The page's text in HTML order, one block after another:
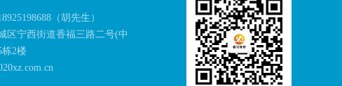
（胡先生）
区宁西街道香福三路二号(中
2楼